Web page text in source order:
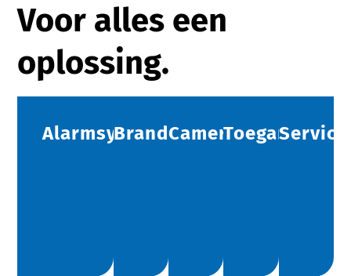
Voor alles een
oplossing.
AlarmsystemenBrandbeveiliging
Camerabeveiliging
Service